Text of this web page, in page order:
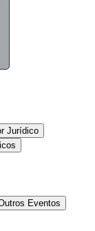
Jurídico
Eventos